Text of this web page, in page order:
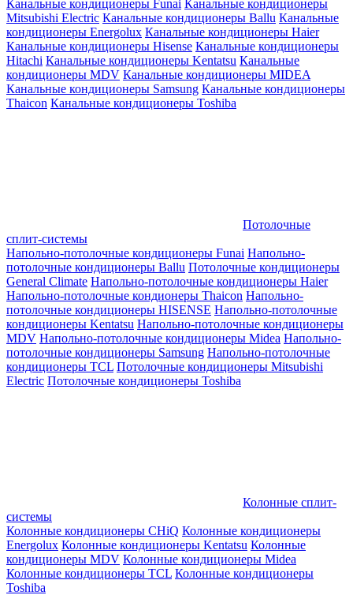
Канальные кондиционеры Funai Канальные кондиционеры
Mitsubishi Electric Канальные кондиционеры Ballu Канальные
кондиционеры Energolux Канальные кондиционеры Haier
Канальные кондиционеры Hisense Канальные кондиционеры
Hitachi Канальные кондиционеры Kentatsu Канальные
кондиционеры MDV Канальные кондиционеры MIDEA
Канальные кондиционеры Samsung Канальные кондиционеры
Thaicon Канальные кондиционеры Toshiba
Потолочные
сплит-системы
Напольно-потолочные кондиционеры Funai Напольно-
потолочные кондиционеры Ballu Потолочные кондиционеры
General Climate Напольно-потолочные кондиционеры Haier
Напольно-потолочные кондионеры Thaicon Напольно-
потолочные кондиционеры HISENSE Напольно-потолочные
кондиционеры Kentatsu Напольно-потолочные кондиционеры
MDV Напольно-потолочные кондиционеры Midea Напольно-
потолочные кондиционеры Samsung Напольно-потолочные
кондиционеры TCL Потолочные кондиционеры Mitsubishi
Electric Потолочные кондиционеры Toshiba
Колонные сплит-
системы
Колонные кондиционеры CHiQ Колонные кондиционеры
Energolux Колонные кондиционеры Kentatsu Колонные
кондиционеры MDV Колонные кондиционеры Midea
Колонные кондиционеры TCL Колонные кондиционеры
Toshiba